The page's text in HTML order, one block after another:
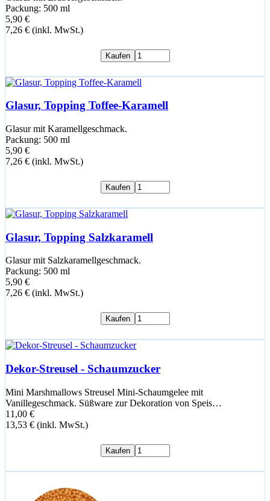
Packung: 500 ml
5,90 €
7,26 € (inkl. MwSt.)
Kaufen
Glasur, Topping Toffee-Karamell
Glasur mit Karamellgeschmack.
Packung: 500 ml
5,90 €
7,26 € (inkl. MwSt.)
Kaufen
Glasur, Topping Salzkaramell
Glasur mit Salzkaramellgeschmack.
Packung: 500 ml
5,90 €
7,26 € (inkl. MwSt.)
Kaufen
Dekor-Streusel - Schaumzucker
Mini Marshmallows Streusel Mini-Schaumgelee mit
Vanillegeschmack. Süßware zur Dekoration von Speis…
11,00 €
13,53 € (inkl. MwSt.)
Kaufen